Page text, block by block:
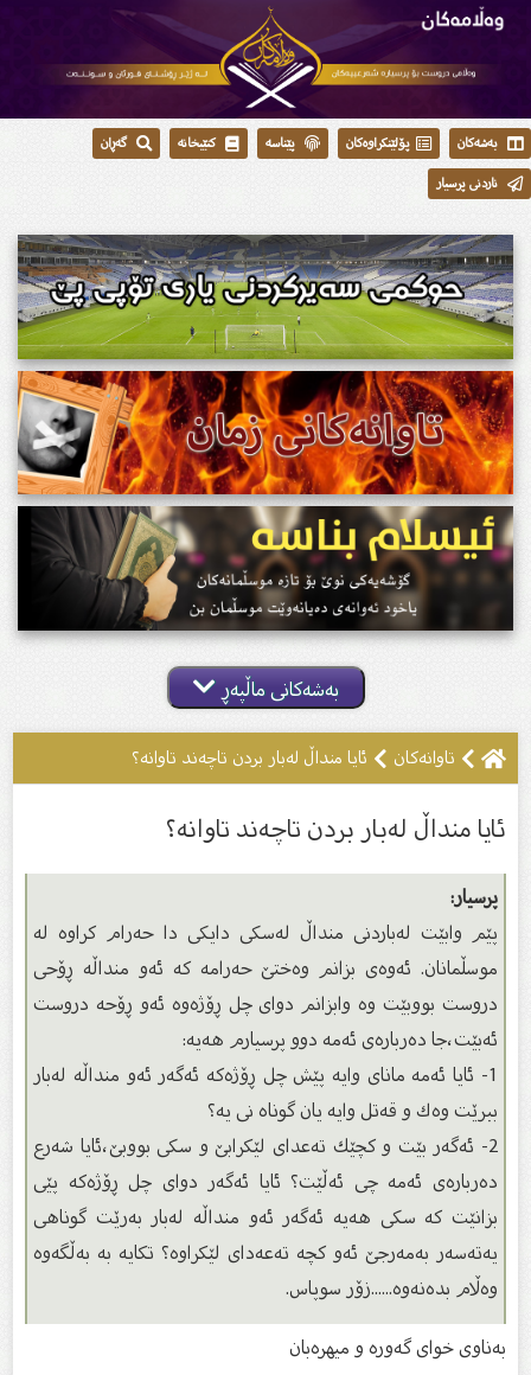
بەشەکان پۆلێنکراوەکان پێناسە کتێبخانە
گەڕان
ناردنی پرسیار
بەشەکانی ماڵپەڕ
تاوانه‌كان ئایا منداڵ لەبار بردن تاچەند تاوانە؟
ئایا منداڵ لەبار بردن تاچەند تاوانە؟
پرسیار:
پێم وابێت لەباردنى منداڵ لەسكى دایكى دا حەرام كراوە لە
موسڵمانان. ئەوەى بزانم وەختێ حەرامە كە ئەو منداڵە ڕۆحى
دروست بووبێت وە وابزانم دواى چل ڕۆژەوە ئەو ڕۆحە دروست
ئەبێت،جا دەربارەى ئەمە دوو پرسیارم هەیە:
1- ئایا ئەمە ماناى وایە پێش چل ڕۆژەكە ئەگەر ئەو منداڵە لەبار
ببرێت وەك و قەتل وایە یان گوناه نى یە؟
2- ئەگەر بێت و كچێك تەعداى لێكرابێ و سكى بووبێ،ئایا شەرع
دەربارەى ئەمە چى ئەڵێت؟ ئایا ئەگەر دواى چل ڕۆژەكە پێى
بزانێت كە سكى هەیە ئەگەر ئەو منداڵە لەبار بەرێت گوناهى
یەتەسەر بەمەرجێ ئەو كچە تەعەداى لێكراوە؟ تكایە بە بەڵگەوە
وەڵام بدەنەوە......زۆر سوپاس.
بەناوى خواى گەورە و میهرەبان